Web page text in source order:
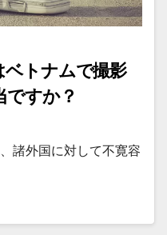
トナムで撮影
ですか？
諸外国に対して不寛容